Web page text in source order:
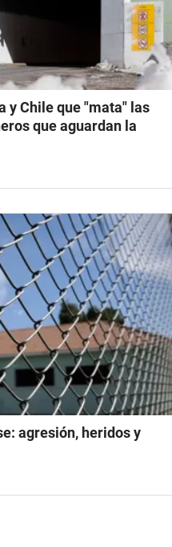
y Chile que "mata" las
que aguardan la
agresión, heridos y